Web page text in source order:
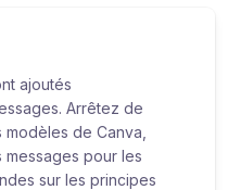
ajoutés
Arrêtez de
de Canva,
pour les
sur les principes